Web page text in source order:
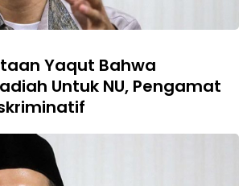
Yaqut Bahwa
Untuk NU, Pengamat